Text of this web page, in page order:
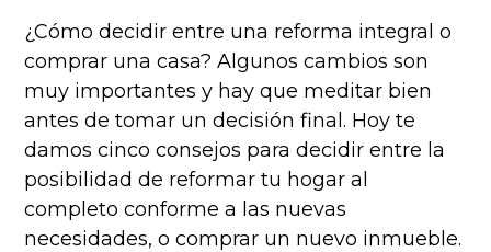
¿Cómo decidir entre una reforma integral o
comprar una casa? Algunos cambios son
muy importantes y hay que meditar bien
antes de tomar un decisión final. Hoy te
damos cinco consejos para decidir entre la
posibilidad de reformar tu hogar al
completo conforme a las nuevas
necesidades, o comprar un nuevo inmueble.